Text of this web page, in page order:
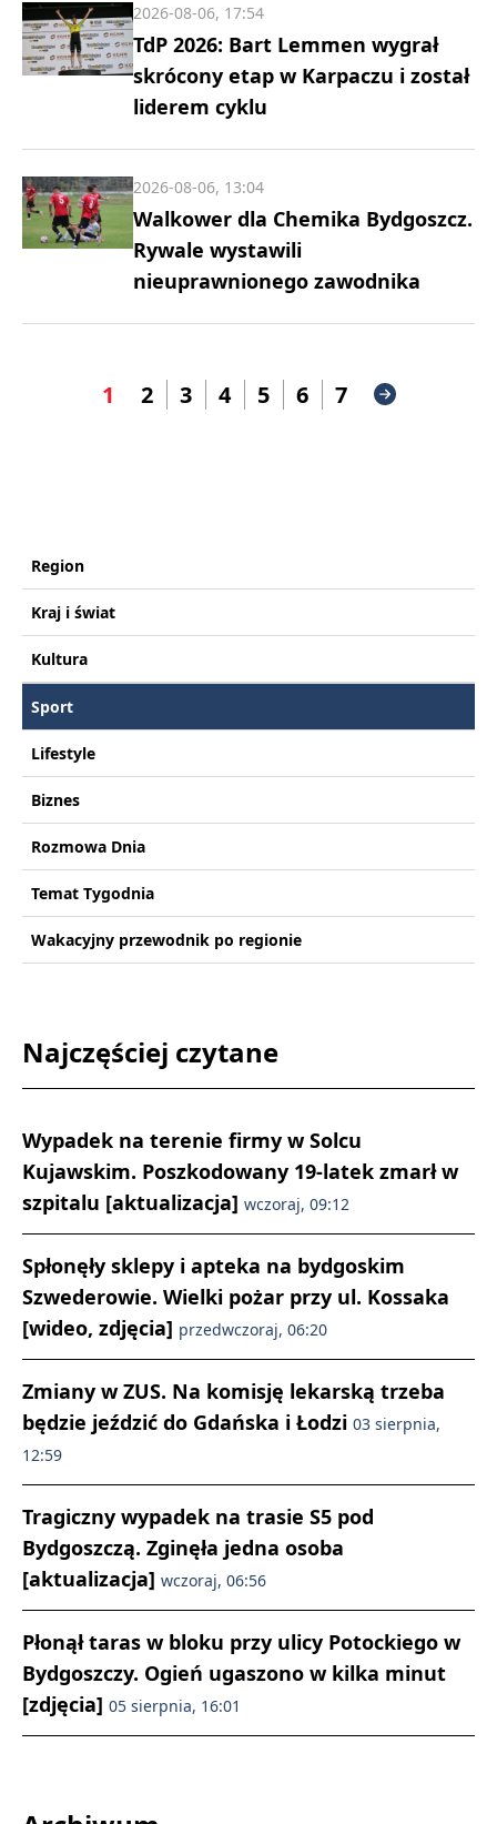
TdP 2026: Bart Lemmen wygrał
skrócony etap w Karpaczu i został
liderem cyklu
2026-08-06, 17:54
Walkower dla Chemika Bydgoszcz.
Rywale wystawili
nieuprawnionego zawodnika
2026-08-06, 13:04
1 2 3 4 5 6 7
Region
Kraj i świat
Kultura
Sport
Lifestyle
Biznes
Rozmowa Dnia
Temat Tygodnia
Wakacyjny przewodnik po regionie
Najczęściej czytane
Wypadek na terenie firmy w Solcu
Kujawskim. Poszkodowany 19-latek zmarł w
szpitalu [aktualizacja] wczoraj, 09:12
Spłonęły sklepy i apteka na bydgoskim
Szwederowie. Wielki pożar przy ul. Kossaka
[wideo, zdjęcia] przedwczoraj, 06:20
Zmiany w ZUS. Na komisję lekarską trzeba
będzie jeździć do Gdańska i Łodzi 03 sierpnia,
12:59
Tragiczny wypadek na trasie S5 pod
Bydgoszczą. Zginęła jedna osoba
[aktualizacja] wczoraj, 06:56
Płonął taras w bloku przy ulicy Potockiego w
Bydgoszczy. Ogień ugaszono w kilka minut
[zdjęcia] 05 sierpnia, 16:01